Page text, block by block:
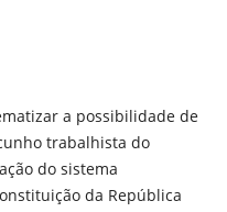
a possibilidade de
trabalhista do
do sistema
da República